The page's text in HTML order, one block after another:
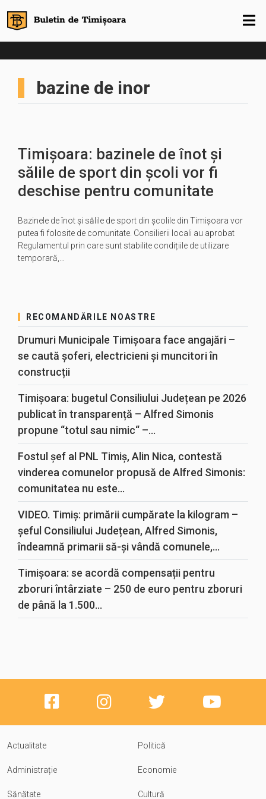
bazine de inor
Timișoara: bazinele de înot și
sălile de sport din școli vor fi
deschise pentru comunitate
Bazinele de înot și sălile de sport din școlile din Timișoara vor
putea fi folosite de comunitate. Consilierii locali au aprobat
Regulamentul prin care sunt stabilite condițiile de utilizare
temporară,…
RECOMANDĂRILE NOASTRE
Drumuri Municipale Timișoara face angajări –
se caută șoferi, electricieni și muncitori în
construcții
Timișoara: bugetul Consiliului Județean pe 2026
publicat în transparență – Alfred Simonis
propune “totul sau nimic“ –...
Fostul șef al PNL Timiș, Alin Nica, contestă
vinderea comunelor propusă de Alfred Simonis:
comunitatea nu este...
VIDEO. Timiș: primării cumpărate la kilogram –
șeful Consiliului Județean, Alfred Simonis,
îndeamnă primarii să-și vândă comunele,...
Timișoara: se acordă compensații pentru
zboruri întârziate – 250 de euro pentru zboruri
de până la 1.500...
Actualitate Politică
Administrație Economie
Sănătate Cultură